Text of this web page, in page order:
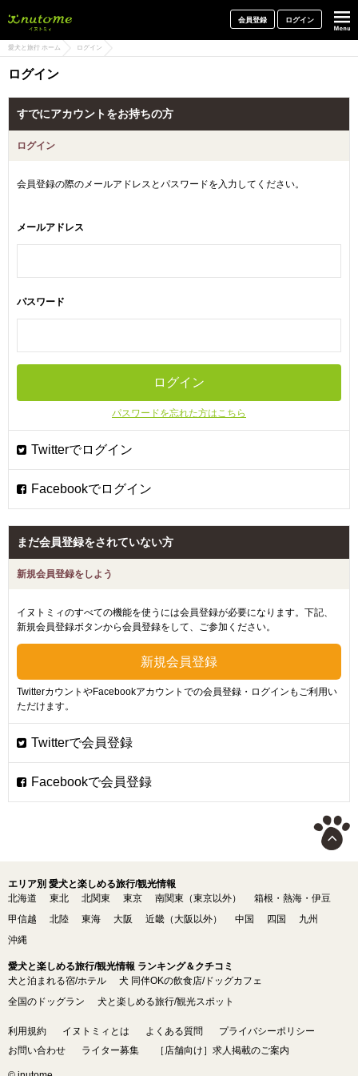
会員登録 ログイン
愛犬と旅行 ホーム ログイン
ログイン
すでにアカウントをお持ちの方
ログイン
会員登録の際のメールアドレスとパスワードを入力してください。
メールアドレス
パスワード
パスワードを忘れた方はこちら
まだ会員登録をされていない方
新規会員登録をしよう
イヌトミィのすべての機能を使うには会員登録が必要になります。下記、
新規会員登録ボタンから会員登録をして、ご参加ください。
TwitterカウントやFacebookアカウントでの会員登録・ログインもご利用い
ただけます。
エリア別 愛犬と楽しめる旅行/観光情報
北海道
東北 北関東 東京 南関東（東京以外）
箱根・熱海・伊豆
甲信越
北陸 東海 大阪 近畿（大阪以外） 中国 四国
九州
沖縄
愛犬と楽しめる旅行/観光情報 ランキング＆クチコミ
犬と泊まれる宿/ホテル
犬 同伴OKの飲食店/ドッグカフェ
全国のドッグラン
犬と楽しめる旅行/観光スポット
利用規約 イヌトミィとは よくある質問
プライバシーポリシー
お問い合わせ
ライター募集 ［店舗向け］求人掲載のご案内